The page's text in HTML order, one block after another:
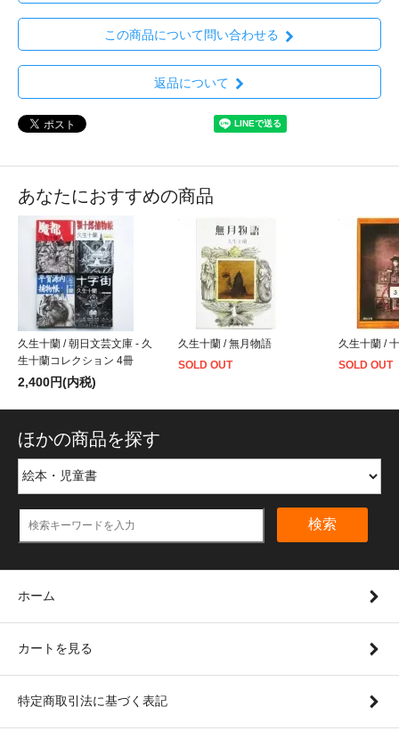
この商品について問い合わせる
返品について
あなたにおすすめの商品
久生十蘭 / 朝日文芸文庫 - 久
生十蘭コレクション 4冊
2,400円(内税)
久生十蘭 / 無月物語
SOLD OUT
久生十蘭 /
SOLD OUT
ほかの商品を探す
検索
ホーム
カートを見る
特定商取引法に基づく表記